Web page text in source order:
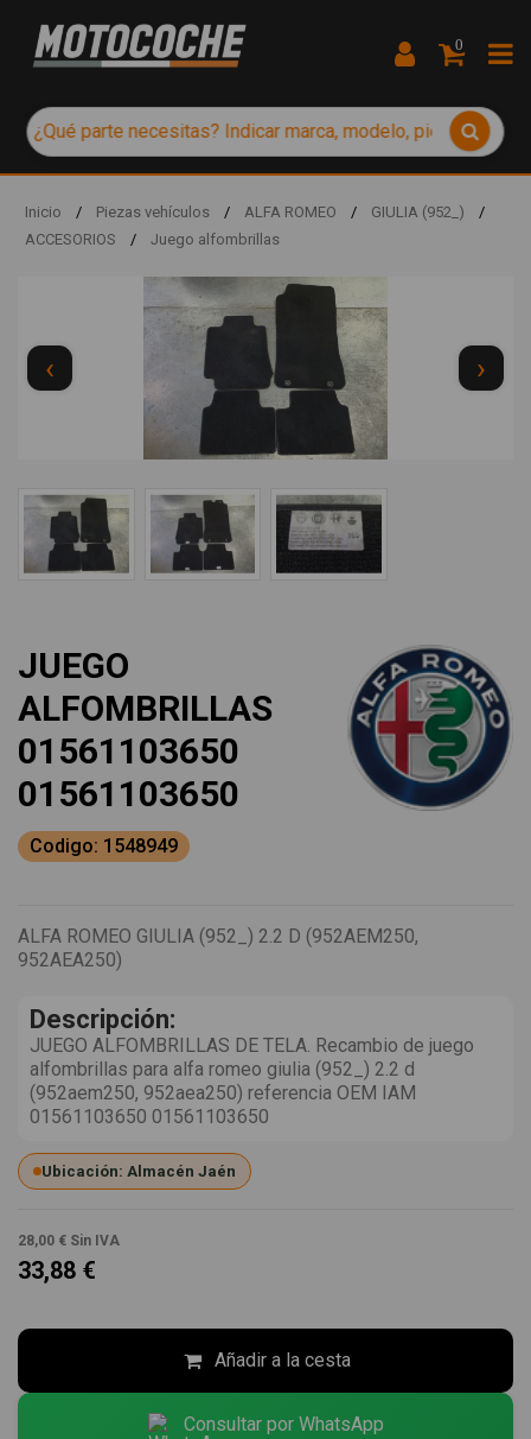
0
Inicio / Piezas vehículos / ALFA ROMEO / GIULIA (952_)
/
ACCESORIOS
/ Juego alfombrillas
‹ ›
JUEGO
ALFOMBRILLAS
01561103650
01561103650
Codigo: 1548949
ALFA ROMEO GIULIA (952_) 2.2 D (952AEM250,
952AEA250)
Descripción:
JUEGO ALFOMBRILLAS DE TELA. Recambio de juego
alfombrillas para alfa romeo giulia (952_) 2.2 d
(952aem250, 952aea250) referencia OEM IAM
01561103650 01561103650
Ubicación: Almacén Jaén
28,00 € Sin IVA
33,88 €
Añadir a la cesta
Consultar por WhatsApp